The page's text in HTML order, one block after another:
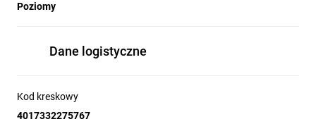
Poziomy
Dane logistyczne
Kod kreskowy
4017332275767